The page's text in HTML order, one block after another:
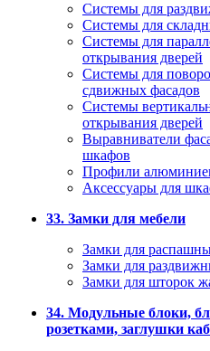
Системы для
Системы для
Системы для
открывания дверей
Системы для
сдвижных фасадов
Системы
открывания дверей
Выравниватели
шкафов
Профили
Аксессуары для
33. Замки для мебели
Замки для
Замки для
Замки для шторок
34. Модульные блоки,
розетками, заглушки